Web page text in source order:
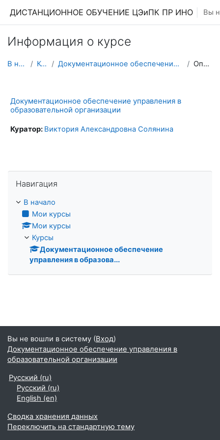
ДИСТАНЦИОННОЕ ОБУЧЕНИЕ ЦЭиПК ПР ИНО Вы
Информация о курсе
В начало Курсы Документационное обеспечение управления в образова... Описание
Документационное обеспечение управления в
образовательной организации
Куратор: Виктория Александровна Солянина
Навигация
В начало
Мои курсы
Мои курсы
Курсы
Документационное обеспечение
управления в образова...
Вы не вошли в систему (Вход)
Документационное обеспечение управления в
образовательной организации
Русский ‎(ru)‎
Русский ‎(ru)‎
English ‎(en)‎
Сводка хранения данных
Переключить на стандартную тему